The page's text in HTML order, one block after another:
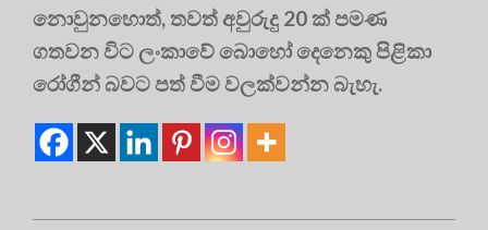
නොවුනහොත්, තවත් අවුරුදු 20 ක් පමණ
ගතවන විට ලංකාවේ බොහෝ දෙනෙකු පිළිකා
රෝගීන් බවට පත් වීම වලක්වන්න බැහැ.